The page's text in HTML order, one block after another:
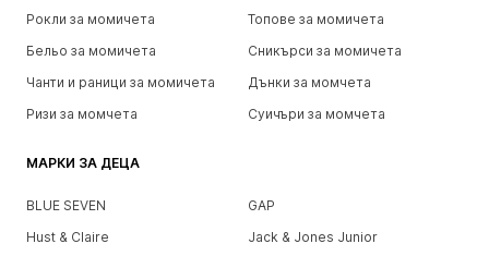
Рокли за момичета
Топове за момичета
Бельо за момичета
Сникърси за момичета
Чанти и раници за момичета
Дънки за момчета
Ризи за момчета
Суичъри за момчета
МАРКИ ЗА ДЕЦА
BLUE SEVEN
GAP
Hust & Claire
Jack & Jones Junior